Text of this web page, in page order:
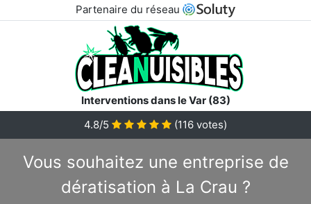
Partenaire du réseau
Interventions dans le Var (83)
4.8/5
(116 votes)
Vous souhaitez une entreprise de
dératisation à La Crau ?